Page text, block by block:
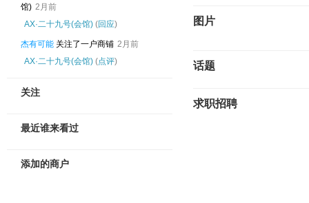
馆) 2月前
‌AX·二十九号(会馆) (回应)
杰有可能 关注了一户商铺 2月前
‌AX·二十九号(会馆) (点评)
关注
最近谁来看过
添加的商户
图片
话题
求职招聘